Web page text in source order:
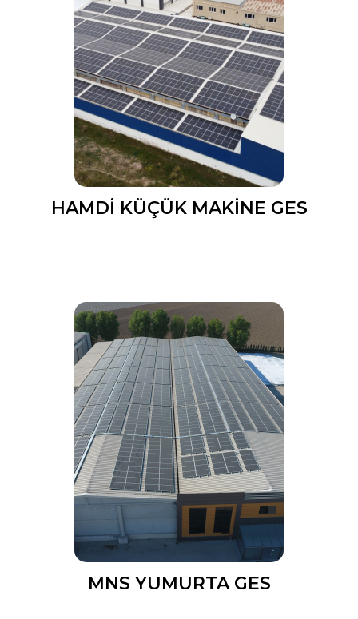
HAMDİ KÜÇÜK MAKİNE GES
MNS YUMURTA GES